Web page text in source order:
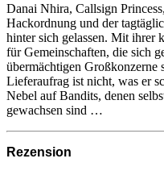
Danai Nhira, Callsign
Hackordnung und der
hinter sich gelassen. Mit ihrer
für Gemeinschaften, die sich
übermächtigen Großkonzerne
Lieferaufrag ist nicht, was er
Nebel auf Bandits, denen
gewachsen sind …
Rezension